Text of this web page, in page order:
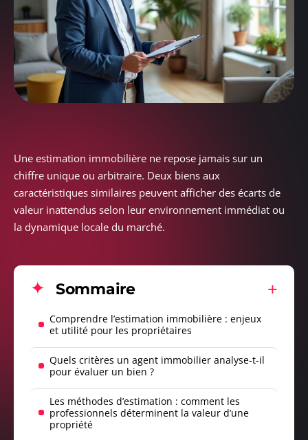
Une estimation immobilière ne repose jamais sur un
chiffre unique ou arbitraire. Deux biens aux
caractéristiques similaires peuvent afficher des écarts de
valeur inattendus selon leur environnement immédiat ou
la dynamique locale du marché.
Sommaire
Comprendre l’estimation immobilière : enjeux
et utilité pour les propriétaires
Quels critères un agent immobilier analyse-t-il
pour évaluer un bien ?
Les méthodes d’estimation : comment les
professionnels déterminent la valeur d’une
propriété